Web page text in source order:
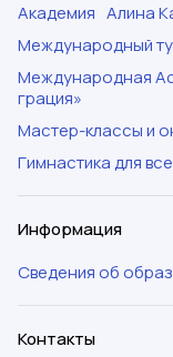
Академия Алина
Международный
Международная
грация»
Мастер-классы и
Гимнастика для
Информация
Сведения об
Контакты